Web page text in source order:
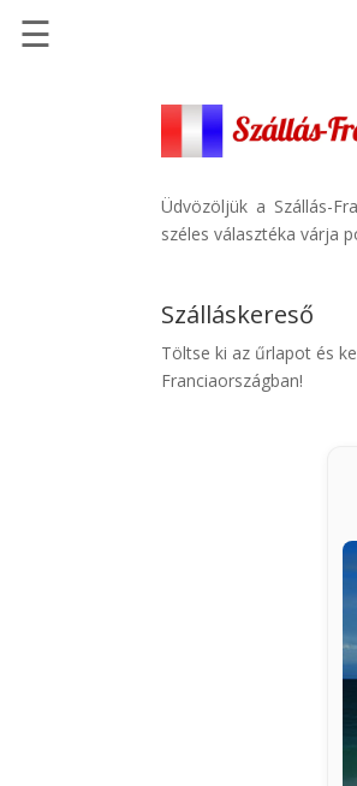
Szállásinfo.eu
Repülőjegy
Autóbérlés
☰
Üdvözöljük a Szállás-
széles választéka várja
Szálláskereső
Töltse ki az űrlapot és
Franciaországban!